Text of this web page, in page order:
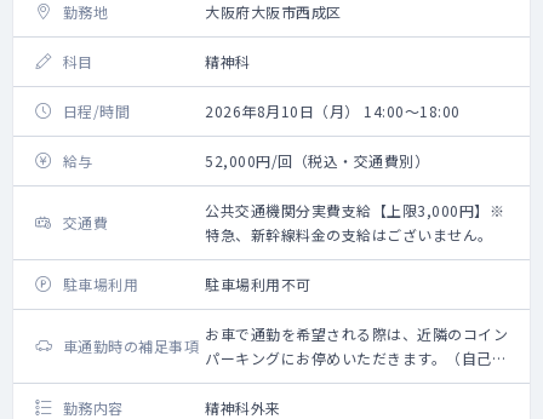
勤務地 大阪府大阪市西成区
科目 精神科
日程/時間 2026年8月10日（月） 14:00～18:00
給与 52,000円/回（税込・交通費別）
交通費
公共交通機関分実費支給【上限3,000円】※
特急、新幹線料金の支給はございません。
駐車場利用 駐車場利用不可
車通勤時の補足事項
お車で通勤を希望される際は、近隣のコイン
パーキングにお停めいただきます。（自己負
担なし）
勤務内容
精神科外来